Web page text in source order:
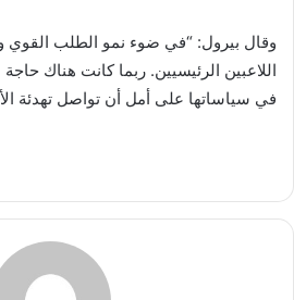
وقال بيرول: “في ضوء نمو الطلب
اللاعبين الرئيسيين. ربما كانت هناك
في سياساتها على أمل أن تواصل تهدئة